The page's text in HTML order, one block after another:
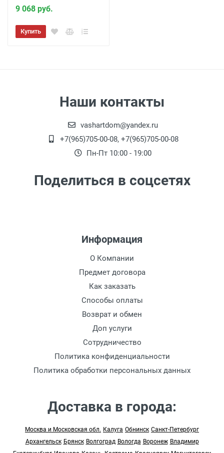
9 068 руб.
Купить
Наши контакты
vashartdom@yandex.ru
+7(965)705-00-08, +7(965)705-00-08
Пн-Пт 10:00 - 19:00
Поделиться в соцсетях
Информация
О Компании
Предмет договора
Как заказать
Способы оплаты
Возврат и обмен
Доп услуги
Сотрудничество
Политика конфиденциальности
Политика обработки персональных данных
Доставка в города:
Москва и Московская обл. Калуга Обнинск Санкт-Петербург
Архангельск Брянск Волгоград Вологда Воронеж Владимир